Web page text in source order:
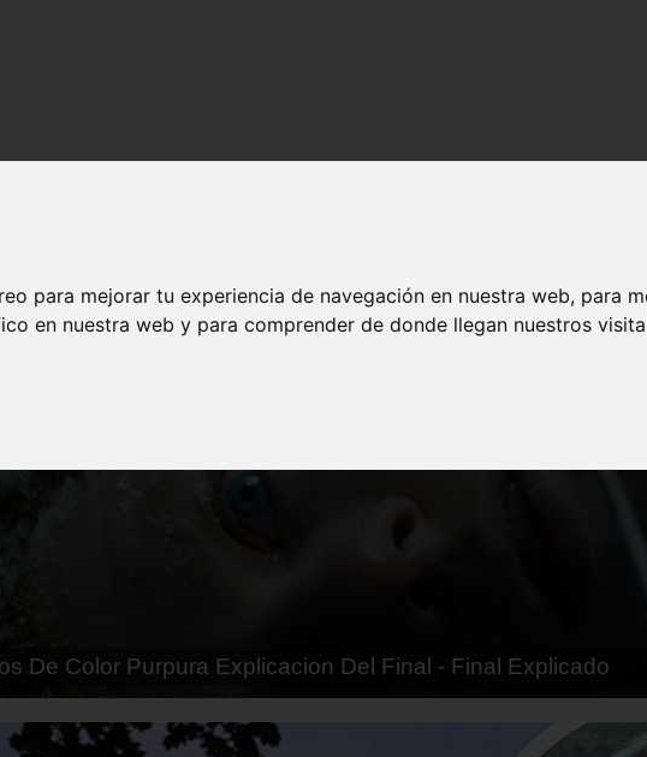
para mejorar tu experiencia de navegación en nuestra web, para
en nuestra web y para comprender de donde llegan nuestros
ver gratis y legalmente en Youtube o Archive
Bestias - Final Explicado